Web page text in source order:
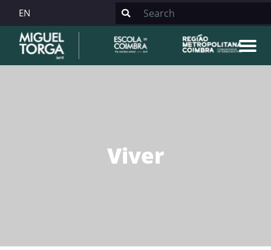
EN
Viver